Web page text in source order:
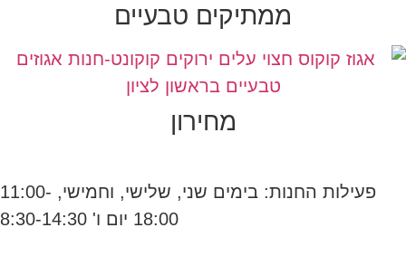
ממתיקים טבעיים
מחירון
פעילות החנות: בימים שני, שלישי, וחמישי, 11:00-
18:00 יום ו' 8:30-14:30